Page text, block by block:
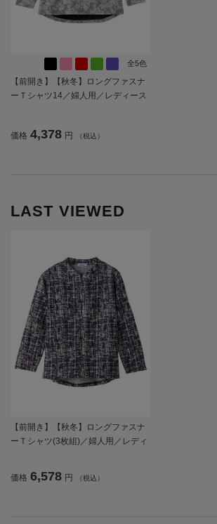
全5色
【前開き】【秋冬】ロングファスナ
ーＴシャツ14／婦人用／レディース
ポケット／ギフト／プレゼント【C
価格 4,378 円 （税込）
LAST VIEWED
【前開き】【秋冬】ロングファスナ
ーＴシャツ(3枚組)／婦人用／レディ
プレゼント 【CF】
価格 6,578 円 （税込）